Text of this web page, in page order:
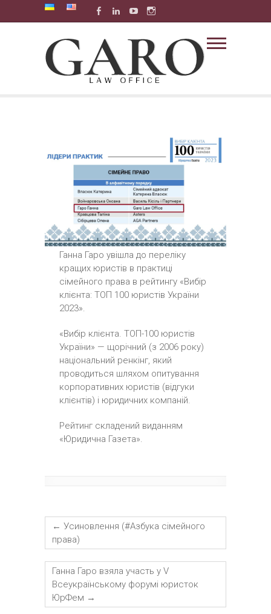
to
FacebookLinkedinYoutube
THE SMALL FIRM THAT ACTS
BIG AFFAIRS
Ганна Гаро увішла до переліку
кращих юристів в практиці
сімейного права в рейтингу «Вибір
клієнта: ТОП 100 юристів України
2023».
«Вибір клієнта. ТОП-100 юристів
України» — щорічний (з 2006 року)
національний ренкінг, який
проводиться шляхом опитування
корпоративних юристів (відгуки
клієнтів) і юридичних компаній.
Рейтинг складений виданням
«Юридична Газета».
← Усиновлення (#Азбука сімейного
права)
Ганна Гаро взяла участь у V
Всеукраїнському форумі юристок
ЮрФем →